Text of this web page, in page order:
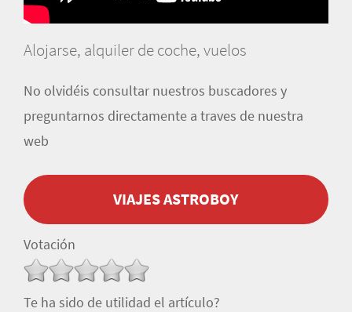
Alojarse, alquiler de coche, vuelos
No olvidéis consultar nuestros buscadores y
preguntarnos directamente a traves de nuestra
web
VIAJES ASTROBOY
Votación
Te ha sido de utilidad el artículo?